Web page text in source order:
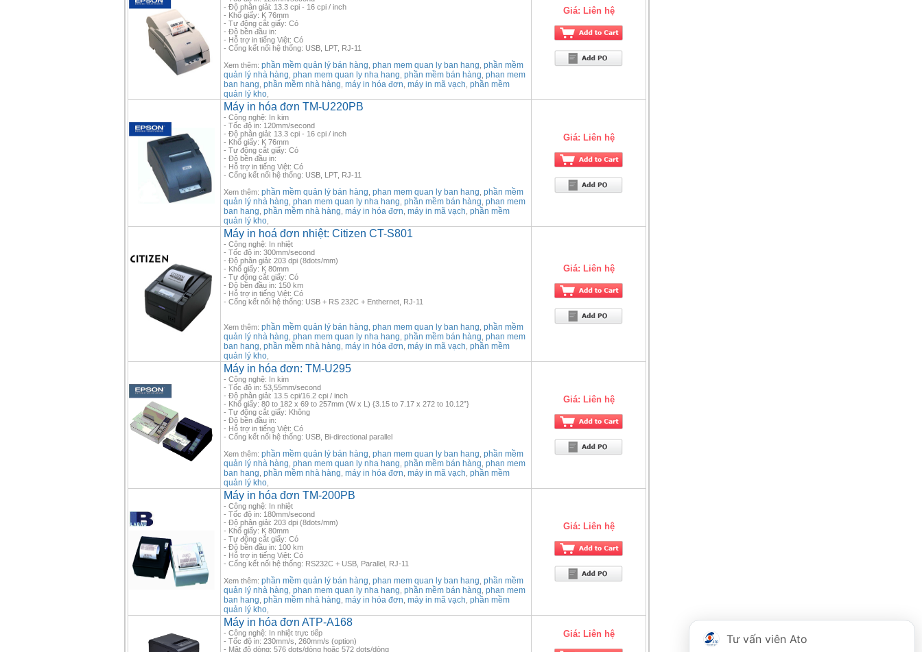
- Độ phân giải: 13.3 cpi - 16 cpi / inch
- Khổ giấy: K 76mm
- Tự động cắt giấy: Có
- Độ bền đầu in:
- Hỗ trợ in tiếng Việt: Có
- Cổng kết nối hệ thống: USB, LPT, RJ-11
Xem thêm: phần mềm quản lý bán hàng phan mem quan ly ban hang phần mềm
quản lý nhà hàng phan mem quan ly nha hang phần mềm bán hàng phan mem
ban hang phần mềm nhà hàng máy in hóa đơn máy in mã vạch phần mềm
quản lý kho
Giá: Liên hệ
Máy in hóa đơn TM-U220PB
- Công nghệ: In kim
- Tốc độ in: 120mm/second
- Độ phân giải: 13.3 cpi - 16 cpi / inch
- Khổ giấy: K 76mm
- Tự động cắt giấy: Có
- Độ bền đầu in:
- Hỗ trợ in tiếng Việt: Có
- Cổng kết nối hệ thống: USB, LPT, RJ-11
Xem thêm: phần mềm quản lý bán hàng phan mem quan ly ban hang phần mềm
quản lý nhà hàng phan mem quan ly nha hang phần mềm bán hàng phan mem
ban hang phần mềm nhà hàng máy in hóa đơn máy in mã vạch phần mềm
quản lý kho
Giá: Liên hệ
Máy in hoá đơn nhiệt: Citizen CT-S801
- Công nghệ: In nhiệt
- Tốc độ in: 300mm/second
- Độ phân giải: 203 dpi (8dots/mm)
- Khổ giấy: K 80mm
- Tự động cắt giấy: Có
- Độ bền đầu in: 150 km
- Hỗ trợ in tiếng Việt: Có
- Cổng kết nối hệ thống: USB + RS 232C + Enthernet, RJ-11
Xem thêm: phần mềm quản lý bán hàng phan mem quan ly ban hang phần mềm
quản lý nhà hàng phan mem quan ly nha hang phần mềm bán hàng phan mem
ban hang phần mềm nhà hàng máy in hóa đơn máy in mã vạch phần mềm
quản lý kho
Giá: Liên hệ
Máy in hóa đơn: TM-U295
- Công nghệ: In kim
- Tốc độ in: 53,55mm/second
- Độ phân giải: 13.5 cpi/16.2 cpi / inch
- Khổ giấy: 80 to 182 x 69 to 257mm (W x L) {3.15 to 7.17 x 272 to 10.12”}
- Tự động cắt giấy: Không
- Độ bền đầu in:
- Hỗ trợ in tiếng Việt: Có
- Cổng kết nối hệ thống: USB, Bi-directional parallel
Xem thêm: phần mềm quản lý bán hàng phan mem quan ly ban hang phần mềm
quản lý nhà hàng phan mem quan ly nha hang phần mềm bán hàng phan mem
ban hang phần mềm nhà hàng máy in hóa đơn máy in mã vạch phần mềm
quản lý kho
Giá: Liên hệ
Máy in hóa đơn TM-200PB
- Công nghệ: In nhiệt
- Tốc độ in: 180mm/second
- Độ phân giải: 203 dpi (8dots/mm)
- Khổ giấy: K 80mm
- Tự động cắt giấy: Có
- Độ bền đầu in: 100 km
- Hỗ trợ in tiếng Việt: Có
- Cổng kết nối hệ thống: RS232C + USB, Parallel, RJ-11
Xem thêm: phần mềm quản lý bán hàng phan mem quan ly ban hang phần mềm
quản lý nhà hàng phan mem quan ly nha hang phần mềm bán hàng phan mem
ban hang phần mềm nhà hàng máy in hóa đơn máy in mã vạch phần mềm
quản lý kho
Giá: Liên hệ
Máy in hóa đơn ATP-A168
- Công nghệ: In nhiệt trực tiếp
- Tốc độ in: 230mm/s, 260mm/s (option)
- Mật độ dòng: 576 dots/dòng hoặc 572 dots/dòng
Giá: Liên hệ Tư vấn viên Ato